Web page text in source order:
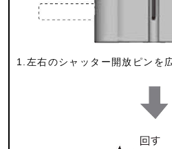
1.左右のシャッター開放ピンを